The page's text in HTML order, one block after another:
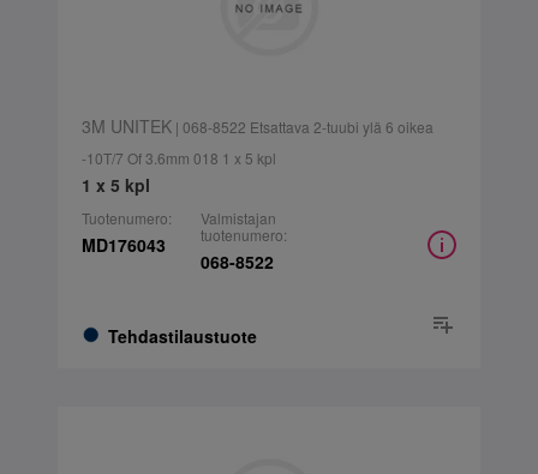
3M UNITEK| 068-8522 Etsattava 2-tuubi ylä 6 oikea
-10T/7 Of 3.6mm 018 1 x 5 kpl
1 x 5 kpl
Tuotenumero:
MD176043
Tehdastilaustuote
Valmistajan
tuotenumero:
068-8522